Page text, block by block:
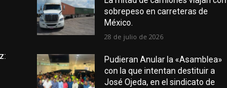
sobrepeso en carreteras de
México.
28 de julio de 2026
Pudieran Anular la «Asamblea»
con la que intentan destituir a
José Ojeda, en el sindicato de